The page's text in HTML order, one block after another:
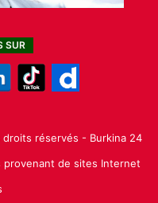
SUR
réservés - Burkina 24
de sites Internet